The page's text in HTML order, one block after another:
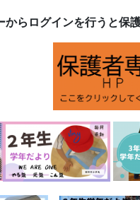
らログインを行うと保